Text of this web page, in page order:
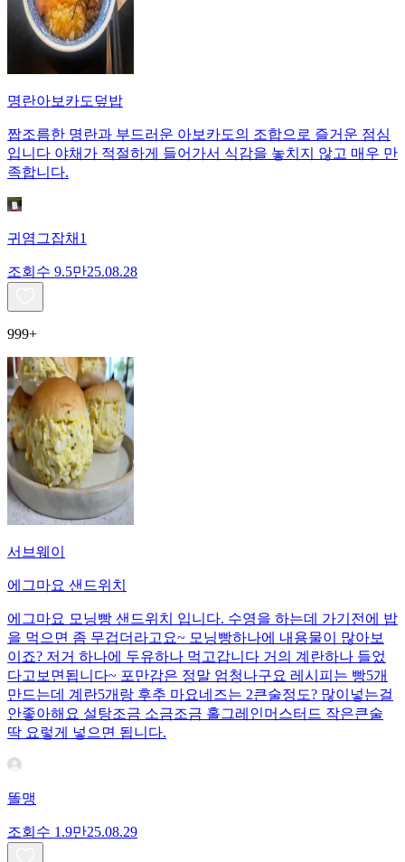
명란아보카도덮밥
짭조름한 명란과 부드러운 아보카도의 조합으로 즐거운 점심
입니다 야채가 적절하게 들어가서 식감을 놓치지 않고 매우 만
족합니다.
귀염그잡채1
조회수 9.5만25.08.28
999+
서브웨이
에그마요 샌드위치
에그마요 모닝빵 샌드위치 입니다. 수영을 하는데 가기전에 밥
을 먹으면 좀 무겁더라고요~ 모닝빵하나에 내용물이 많아보
이죠? 저거 하나에 두유하나 먹고갑니다 거의 계란하나 들었
다고보면됩니다~ 포만감은 정말 엄청나구요 레시피는 빵5개
만드는데 계란5개랑 후추 마요네즈는 2큰술정도? 많이넣는걸
안좋아해요 설탕조금 소금조금 홀그레인머스터드 작은큰술
딱 요렇게 넣으면 됩니다.
똘맹
조회수 1.9만25.08.29